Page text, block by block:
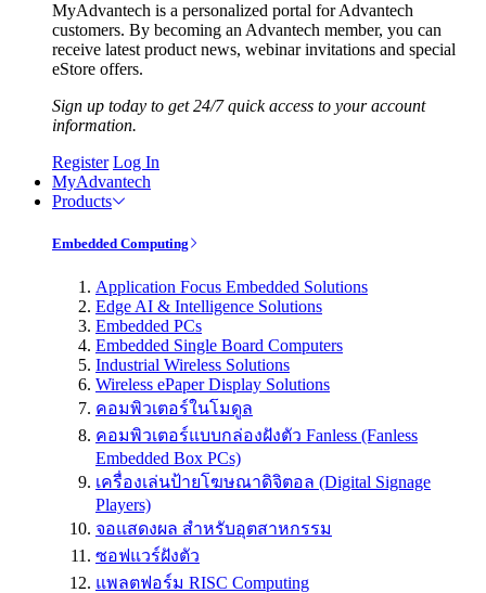
MyAdvantech is a personalized portal for Advantech
customers. By becoming an Advantech member, you can
receive latest product news, webinar invitations and special
eStore offers.
Sign up today to get 24/7 quick access to your account
information.
Register Log In
MyAdvantech
Products
Embedded Computing
Application Focus Embedded Solutions
Edge AI & Intelligence Solutions
Embedded PCs
Embedded Single Board Computers
Industrial Wireless Solutions
Wireless ePaper Display Solutions
คอมพิวเตอร์ในโมดูล
คอมพิวเตอร์แบบกล่องฝังตัว Fanless (Fanless
Embedded Box PCs)
เครื่องเล่นป้ายโฆษณาดิจิตอล (Digital Signage
Players)
จอแสดงผล สำหรับอุตสาหกรรม
ซอฟแวร์ฝังตัว
แพลตฟอร์ม RISC Computing